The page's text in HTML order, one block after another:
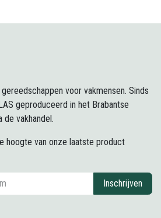
voor vakmensen. Sinds
geproduceerd in het Brabantse
de vakhandel.
hoogte van onze laatste product
Inschrijven